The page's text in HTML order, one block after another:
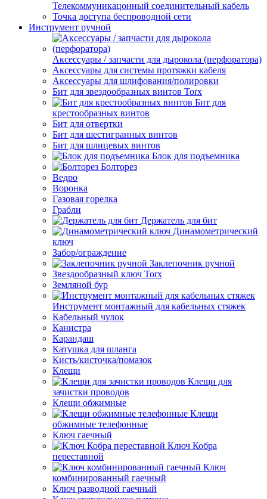
Телекоммуникацонный соединительный кабель
Точка доступа беспроводной сети
Инструмент ручной
Аксессуары / запчасти для дырокола (перфоратора)
Аксессуары для системы протяжки кабеля
Аксессуары для шлифования/полировки
Бит для звездообразных винтов Torx
Бит для
крестообразных винтов
Бит для отвертки
Бит для шестигранных винтов
Бит для шлицевых винтов
Блок для подъемника
Болторез
Ведро
Воронка
Газовая горелка
Грабли
Держатель для бит
Динамометрический
ключ
Забор/ограждение
Заклепочник ручной
Звездообразный ключ Torx
Земляной бур
Инструмент монтажный для кабельных стяжек
Кабельный чулок
Канистра
Карандаш
Катушка для шланга
Кисть/кисточка/помазок
Клещи
Клещи для
зачистки проводов
Клещи обжимные
Клещи
обжимные телефонные
Ключ гаечный
Ключ Кобра
переставной
Ключ
комбинированный гаечный
Ключ разводной гаечный